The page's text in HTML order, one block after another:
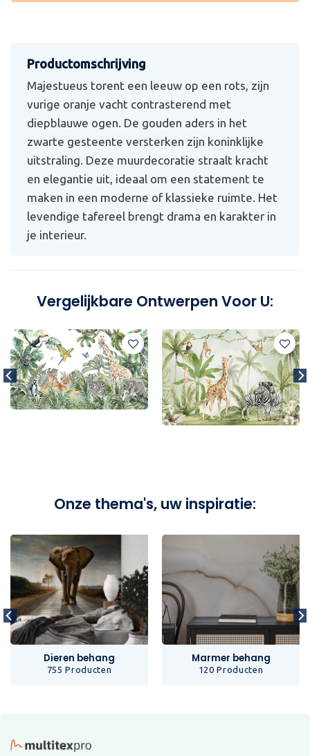
Majestueus torent een leeuw op een rots, zijn
vurige oranje vacht contrasterend met
diepblauwe ogen. De gouden aders in het
zwarte gesteente versterken zijn koninklijke
uitstraling. Deze muurdecoratie straalt kracht
en elegantie uit, ideaal om een statement te
maken in een moderne of klassieke ruimte. Het
levendige tafereel brengt drama en karakter in
je interieur.
Vergelijkbare Ontwerpen Voor U:
Onze thema's, uw inspiratie:
Dieren behang
755 Producten
Marmer behang
120 Producten